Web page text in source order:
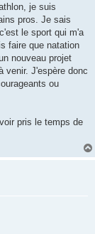
je suis
pros. Je sais
le sport qui m'a
faire que natation
nouveau projet
venir. J'espère donc
ou
pris le temps de